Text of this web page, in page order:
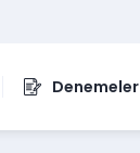
Denemeler